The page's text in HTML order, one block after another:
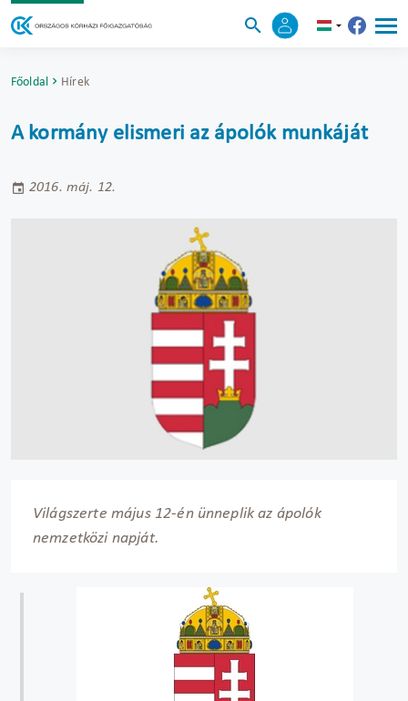
Főoldal Hírek
A kormány elismeri az ápolók munkáját
2016. máj. 12.
Világszerte május 12-én ünneplik az ápolók
nemzetközi napját.